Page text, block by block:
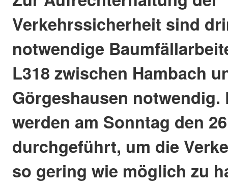
Verkehrssicherheit sind
notwendige
L318 zwischen Hambach
Görgeshausen notwendig.
werden am Sonntag den
durchgeführt, um die
so gering wie möglich zu